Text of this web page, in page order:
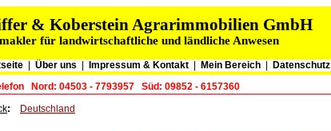
& Koberstein Agrarimmobilien GmbH
für landwirtschaftliche und ländliche Anwesen
| Über uns Impressum & Kontakt| Mein Bereich Datenschutz
Nord: 04503 - 7793957 Süd: 09852 - 6157360
: Deutschland